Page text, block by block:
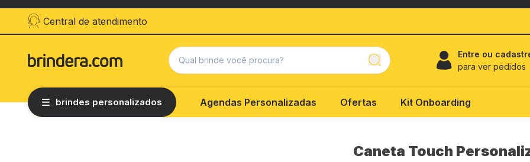
Central de atendimento
Entre ou
para ver pedidos
brindes personalizados Agendas Personalizadas Ofertas Kit Onboarding
Caneta Touch